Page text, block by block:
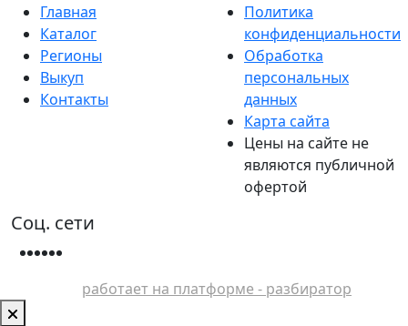
Главная
Каталог
Регионы
Выкуп
Контакты
Политика
конфиденциальности
Обработка
персональных
данных
Карта сайта
Цены на сайте не
являются публичной
офертой
Соц. сети
работает на платформе - разбиратор